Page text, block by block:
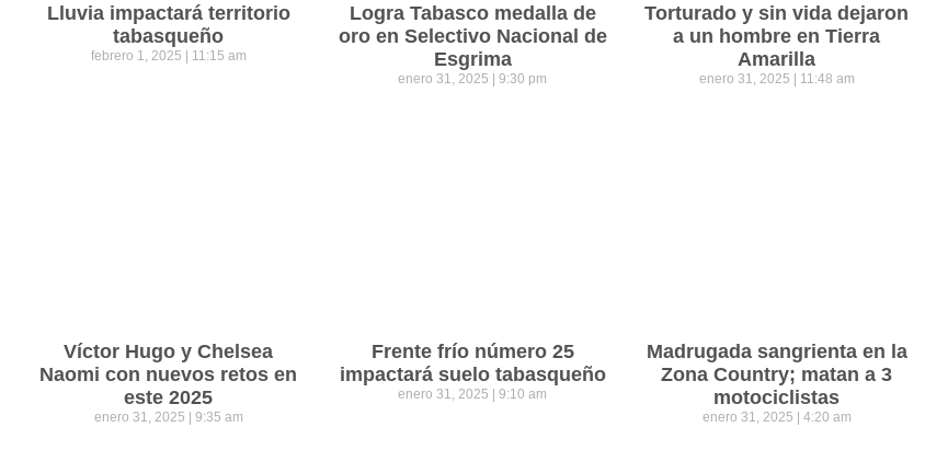
Lluvia impactará territorio
tabasqueño
febrero 1, 2025 11:15 am
Logra Tabasco medalla de
oro en Selectivo Nacional de
Esgrima
enero 31, 2025 9:30 pm
Torturado y sin vida dejaron
a un hombre en Tierra
Amarilla
enero 31, 2025 11:48 am
Víctor Hugo y Chelsea
Naomi con nuevos retos en
este 2025
enero 31, 2025 9:35 am
Frente frío número 25
impactará suelo tabasqueño
enero 31, 2025 9:10 am
Madrugada sangrienta en la
Zona Country; matan a 3
motociclistas
enero 31, 2025 4:20 am